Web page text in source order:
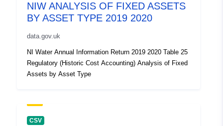
NIW ANALYSIS OF FIXED ASSETS
BY ASSET TYPE 2019 2020
data.gov.uk
NI Water Annual Information Return 2019 2020 Table 25
Regulatory (Historic Cost Accounting) Analysis of Fixed
Assets by Asset Type
CSV